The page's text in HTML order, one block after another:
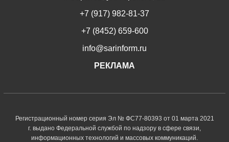
+7 (917) 982-81-37
+7 (8452) 659-600
info@sarinform.ru
РЕКЛАМА
Регистрационный номер серия Эл № ФС77-80393 от 01 марта 2021
г. выдано Федеральной службой по надзору в сфере связи,
информационных технологий и массовых коммуникаций.